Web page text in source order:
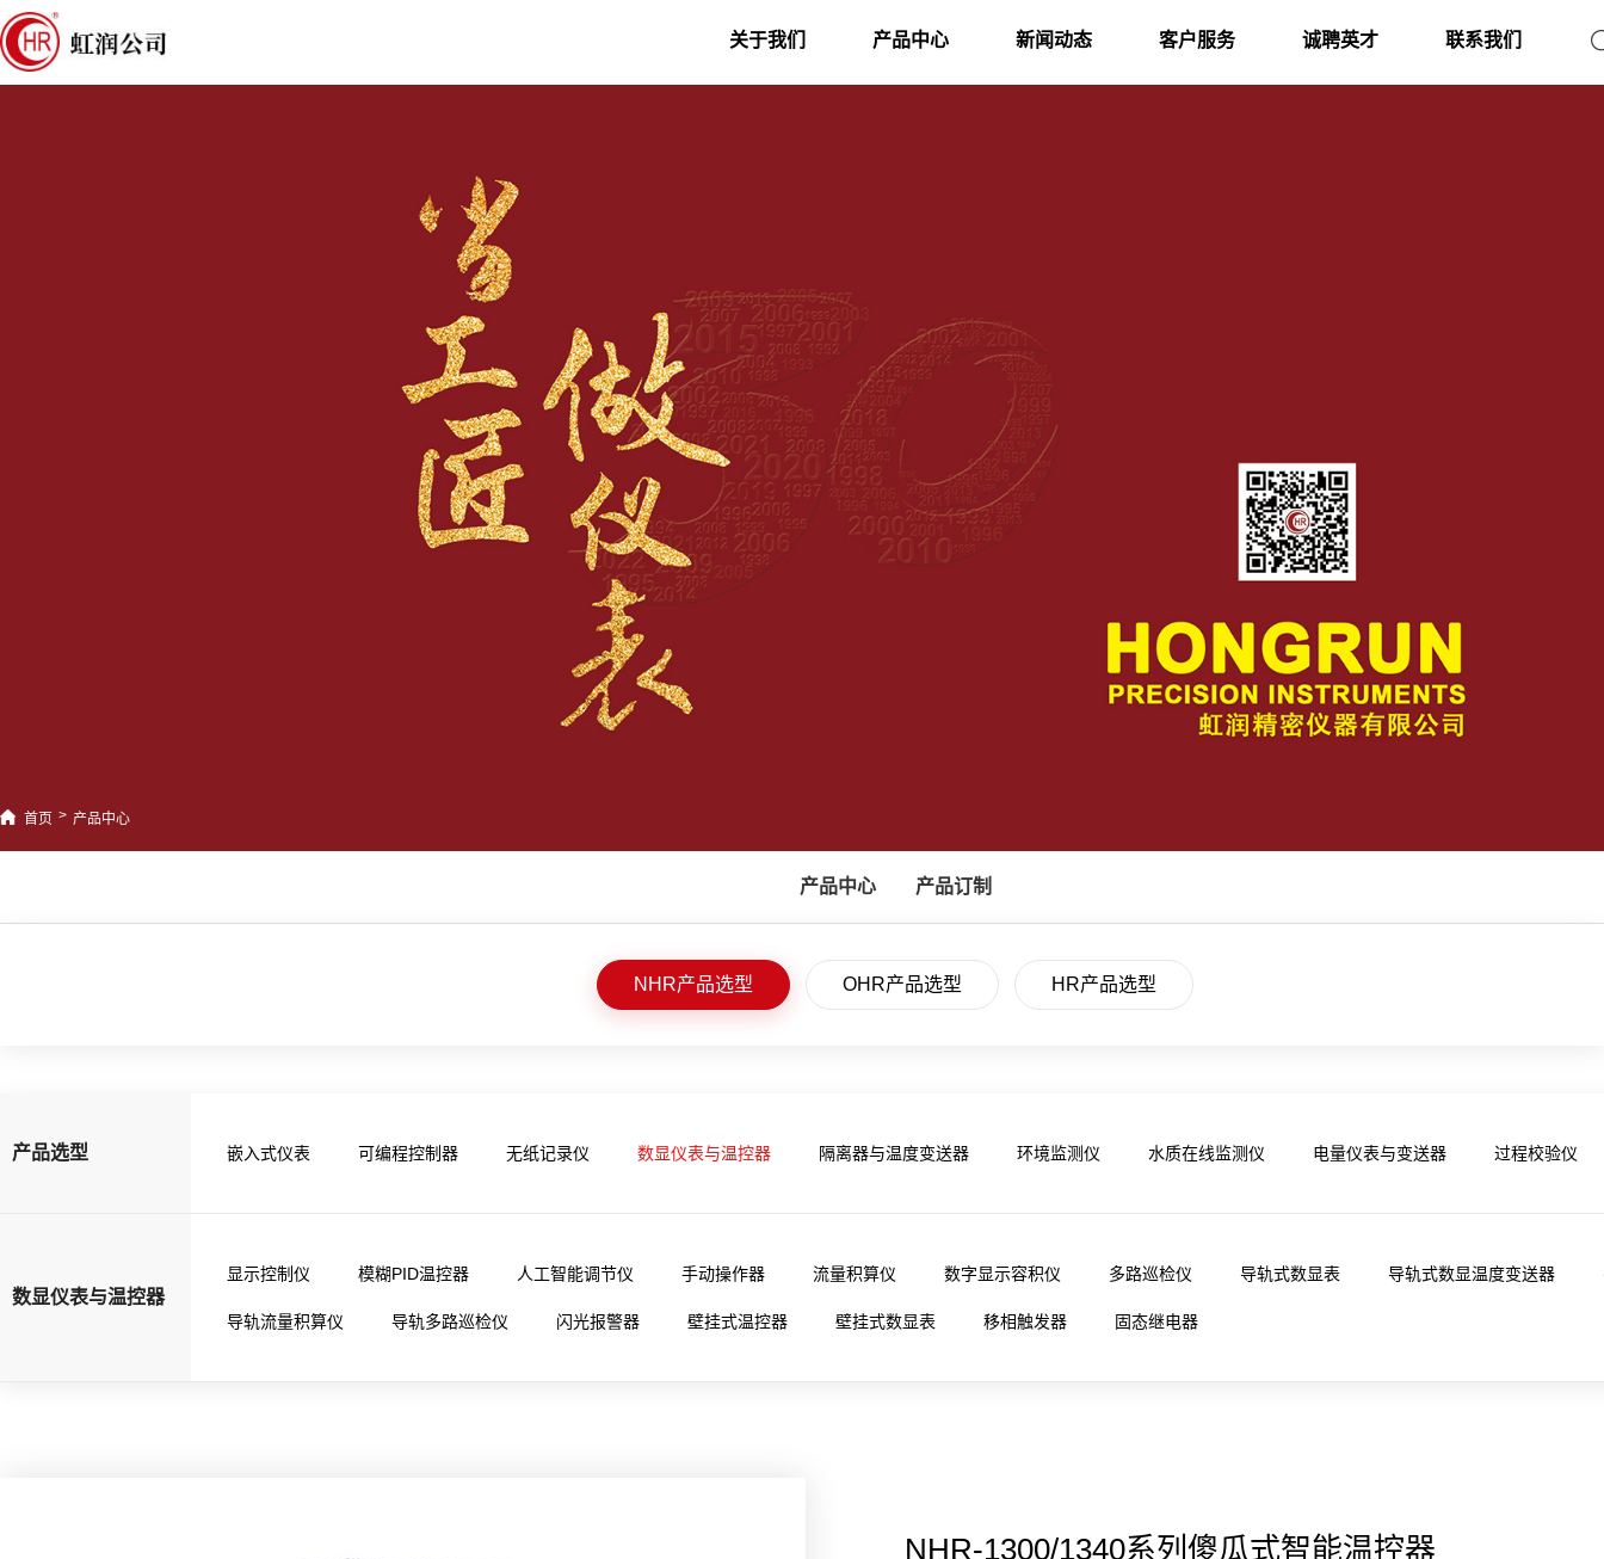
关于我们 产品中心 新闻动态 客户服务 诚聘英才 联系我们
首页 > 产品中心
产品中心 产品订制
NHR产品选型 OHR产品选型 HR产品选型
产品选型 嵌入式仪表 可编程控制器 无纸记录仪 数显仪表与温控器 隔离器与温度变送器 环境监测仪 水质在线监测仪 电量仪表与变送器 过程校验仪
数显仪表与温控器
显示控制仪 模糊PID温控器 人工智能调节仪 手动操作器 流量积算仪 数字显示容积仪 多路巡检仪 导轨式数显表 导轨式数显温度变送器
导轨流量积算仪 导轨多路巡检仪 闪光报警器 壁挂式温控器 壁挂式数显表 移相触发器 固态继电器
NHR-1300/1340系列傻瓜式智能温控器